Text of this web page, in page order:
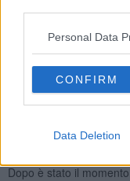
Personal Data
CONFIRM
Data Deletion
ruolo di fare da
direzione del Circolo
ha confermato che il
in attesa che maturi
un’associazione che,
diventato uno dei
Dopo è stato il